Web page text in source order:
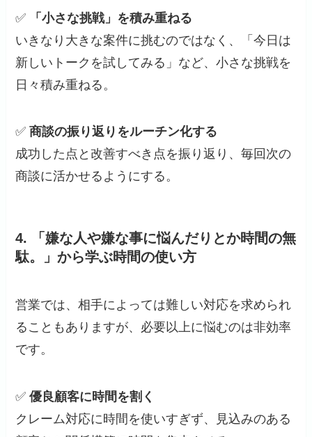
✅
「小さな挑戦」を積み重ねる
いきなり大きな案件に挑むのではなく、「今日は
新しいトークを試してみる」など、小さな挑戦を
日々積み重ねる。
✅商談の振り返りをルーチン化する
成功した点と改善すべき点を振り返り、毎回次の
商談に活かせるようにする。
4.
「嫌な人や嫌な事に悩んだりとか時間の無
駄。」から学ぶ時間の使い方
営業では、相手によっては難しい対応を求められ
ることもありますが、必要以上に悩むのは非効率
です。
✅優良顧客に時間を割く
クレーム対応に時間を使いすぎず、見込みのある